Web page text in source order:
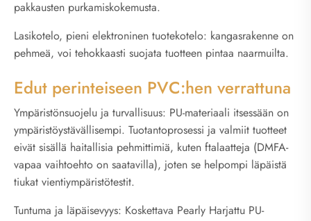
pakkausten purkamiskokemusta.
Lasikotelo, pieni elektroninen tuotekotelo: kangasrakenne on
pehmeä, voi tehokkaasti suojata tuotteen pintaa naarmuilta.
Edut perinteiseen PVC:hen verrattuna
Ympäristönsuojelu ja turvallisuus: PU-materiaali itsessään on
ympäristöystävällisempi. Tuotantoprosessi ja valmiit tuotteet
eivät sisällä haitallisia pehmittimiä, kuten ftalaatteja (DMFA-
vapaa vaihtoehto on saatavilla), joten se helpompi läpäistä
tiukat vientiympäristötestit.
Tuntuma ja läpäisevyys: Koskettava Pearly Harjattu PU-